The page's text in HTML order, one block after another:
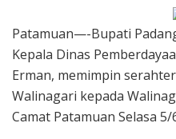
Patamuan—-Bupati
Kepala Dinas
Erman, memimpin
Walinagari kepada
Camat Patamuan Selasa 5/